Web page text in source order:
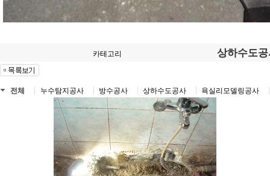
카테고리 상하수도
전체 누수탐지공사 방수공사 상하수도공사 욕실리모델링공사